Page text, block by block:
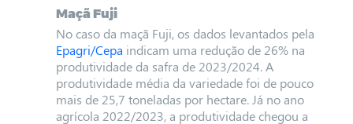
Maçã Fuji
No caso da maçã Fuji, os dados levantados pela
Epagri/Cepa indicam uma redução de 26% na
produtividade da safra de 2023/2024. A
produtividade média da variedade foi de pouco
mais de 25,7 toneladas por hectare. Já no ano
agrícola 2022/2023, a produtividade chegou a